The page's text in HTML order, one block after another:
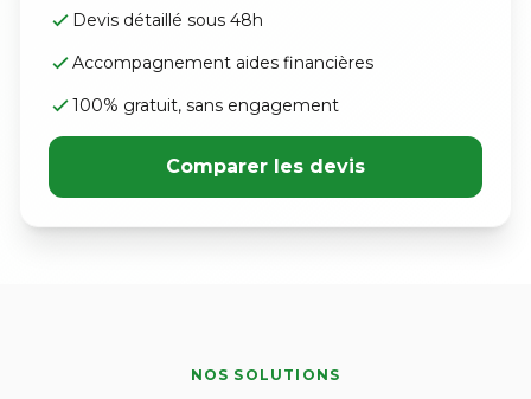
Devis détaillé sous 48h
Accompagnement aides financières
100% gratuit, sans engagement
Comparer les devis
NOS SOLUTIONS